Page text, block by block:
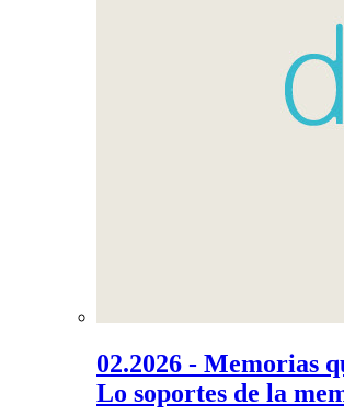
02.2026 - Memorias
Lo soportes de la